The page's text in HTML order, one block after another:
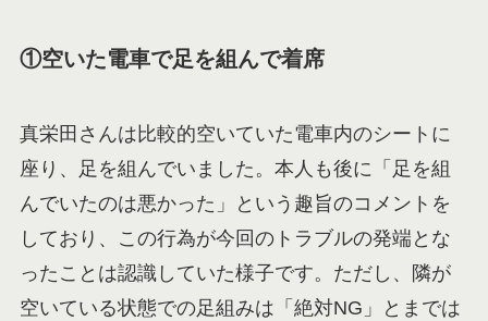
①空いた電車で足を組んで着席
真栄田さんは比較的空いていた電車内のシートに
座り、足を組んでいました。本人も後に「足を組
んでいたのは悪かった」という趣旨のコメントを
しており、この行為が今回のトラブルの発端とな
ったことは認識していた様子です。ただし、隣が
空いている状態での足組みは「絶対NG」とまでは